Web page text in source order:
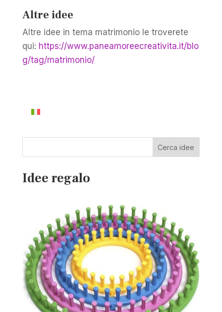
Altre idee
Altre idee in tema matrimonio le troverete
qui: https://www.paneamoreecreativita.it/blo
g/tag/matrimonio/
Cerca idee
Idee regalo